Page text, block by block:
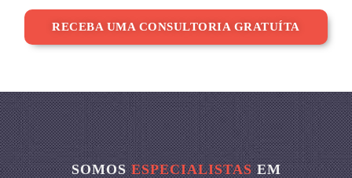
RECEBA UMA CONSULTORIA GRATUÍTA
SOMOSESPECIALISTASEM